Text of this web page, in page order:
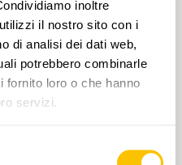
inoltre
il nostro sito con i
di analisi dei dati web,
potrebbero combinarle
fornito loro o che hanno
servizi.